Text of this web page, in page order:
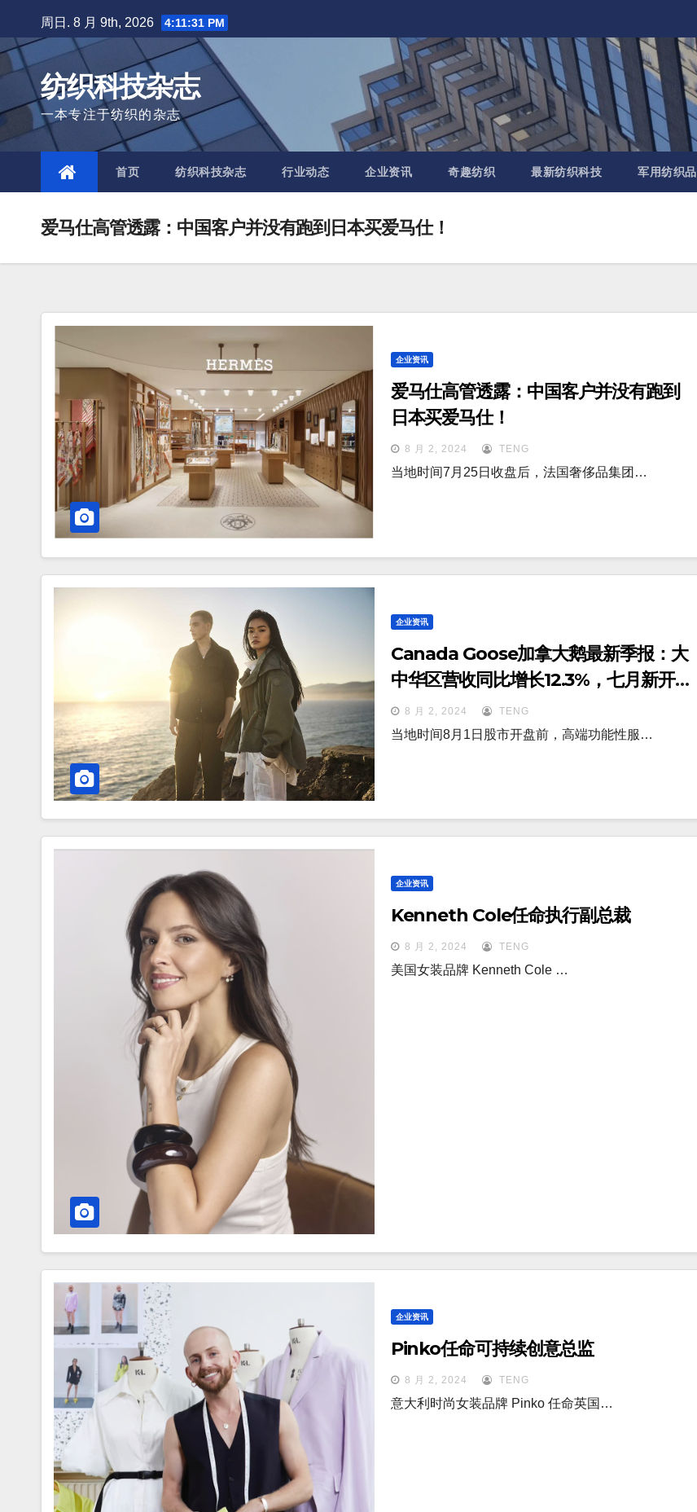
to
content
周日. 8 月 9th, 2026 4:11:32 PM
纺织科技杂志
一本专注于纺织的杂志
首页 纺织科技杂志 行业动态 企业资讯 奇趣纺织 最新纺织科技 军用纺织品
爱马仕高管透露：中国客户并没有跑到日本买爱马仕！
企业资讯
爱马仕高管透露：中国客户并没有跑到
日本买爱马仕！
8 月 2, 2024 TENG
当地时间7月25日收盘后，法国奢侈品集团…
企业资讯
Canada Goose加拿大鹅最新季报：大
中华区营收同比增长12.3%，七月新开两
家店8 月 2, 2024 TENG
当地时间8月1日股市开盘前，高端功能性服…
企业资讯
Kenneth Cole任命执行副总裁
8 月 2, 2024 TENG
美国女装品牌 Kenneth Cole …
企业资讯
Pinko任命可持续创意总监
8 月 2, 2024 TENG
意大利时尚女装品牌 Pinko 任命英国…